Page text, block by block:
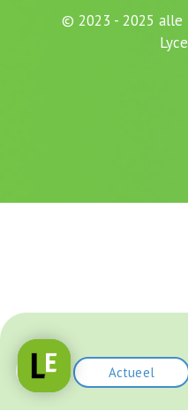
Actueel
© 2023 - 2025 alle